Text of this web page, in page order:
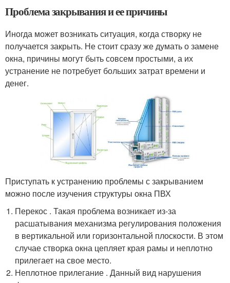
Проблема закрывания и ее причины
Иногда может возникать ситуация, когда створку не
получается закрыть. Не стоит сразу же думать о замене
окна, причины могут быть совсем простыми, а их
устранение не потребует больших затрат времени и
денег.
Приступать к устранению проблемы с закрыванием
можно после изучения структуры окна ПВХ
Перекос . Такая проблема возникает из-за
расшатывания механизма регулирования положения
в вертикальной или горизонтальной плоскости. В этом
случае створка окна цепляет края рамы и неплотно
прилегает на свое место.
Неплотное прилегание . Данный вид нарушения